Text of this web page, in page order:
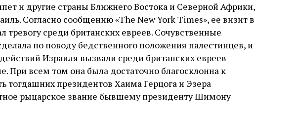
и другие страны Ближнего Востока и Северной Африки,
Согласно сообщению «The New York Times», ее визит в
тревогу среди британских евреев. Сочувственные
по поводу бедственного положения палестинцев, и
Израиля вызвали среди британских евреев
При всем том она была достаточно благосклонна к
тогдашних президентов Хаима Герцога и Эзера
рыцарское звание бывшему президенту Шимону
по святым
в
Западную
в Тиша бе‑Ав,
большое
города и тем
становилось все больше, без кремационных
печей Прюфера было не обойтись. Cжигая
тела прямо в лагере, нацисты не только
оставались верны своему архаичному культу
смерти, но и скрывали от населения соседних
городов, сколько узников погибало каждый
день в этих жутких местах
2 августа
Неразрезанные страницы
Фредиано Сесси. Перевод с итальянского
символический жест: в
бронзовую плиту с ангелом,
Фалькона и звездой Давида с
иврите. Это был акт
еврейская община не
осуждает радикалов и
признанной частью